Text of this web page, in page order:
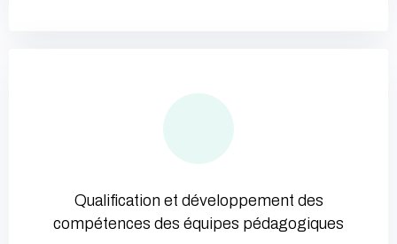
Qualification et développement des
compétences des équipes pédagogiques